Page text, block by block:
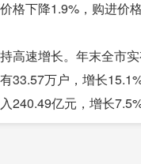
格下降1.9%，购进价格
高速增长。年末全市
33.57万户，增长
240.49亿元，增长
。